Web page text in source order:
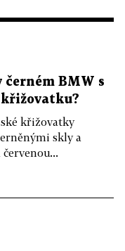
černém BMW s
křižovatku?
křižovatky
skly a